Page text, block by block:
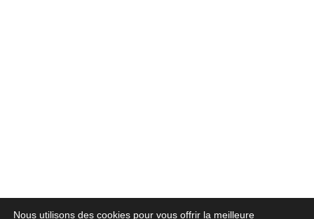
Nous utilisons des cookies pour vous offrir la meilleure